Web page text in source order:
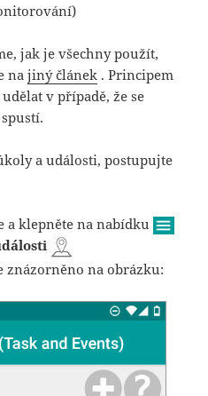
jak je všechny použít,
najiný článek . Principem
v případě, že se
a události, postupujte
a klepněte na nabídku
znázorněno na obrázku: